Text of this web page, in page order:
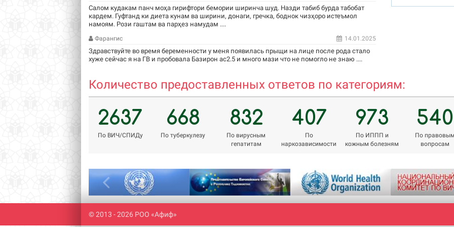
Салом кудакам панч моҳа гирифтори бемории ширинча шуд. Назди табиб бурда табобат
кардем. Гуфтанд ки диета кунам ва ширини, донаги, гречка, боднок чизҳоро истеъмол
намоям. Рози гаштам ва парҳез намудам ....
Фарангис 14.01.2025
Здравствуйте во время беременности у меня появилась прыщи на лице после рода стало
хуже сейчас я на ГВ и пробовала Базирон ас2.5 и много мази что не помогло не знаю ....
Количество предоставленных ответов по категориям:
2637
По ВИЧ/СПИДу
668
По туберкулезу
832
По вирусным
гепатитам
407
По
наркозависимости
973
По ИППП и
кожным болезням
540
По правовым
вопросам
Previous
© 2013 - 2026 РОО «Афиф»